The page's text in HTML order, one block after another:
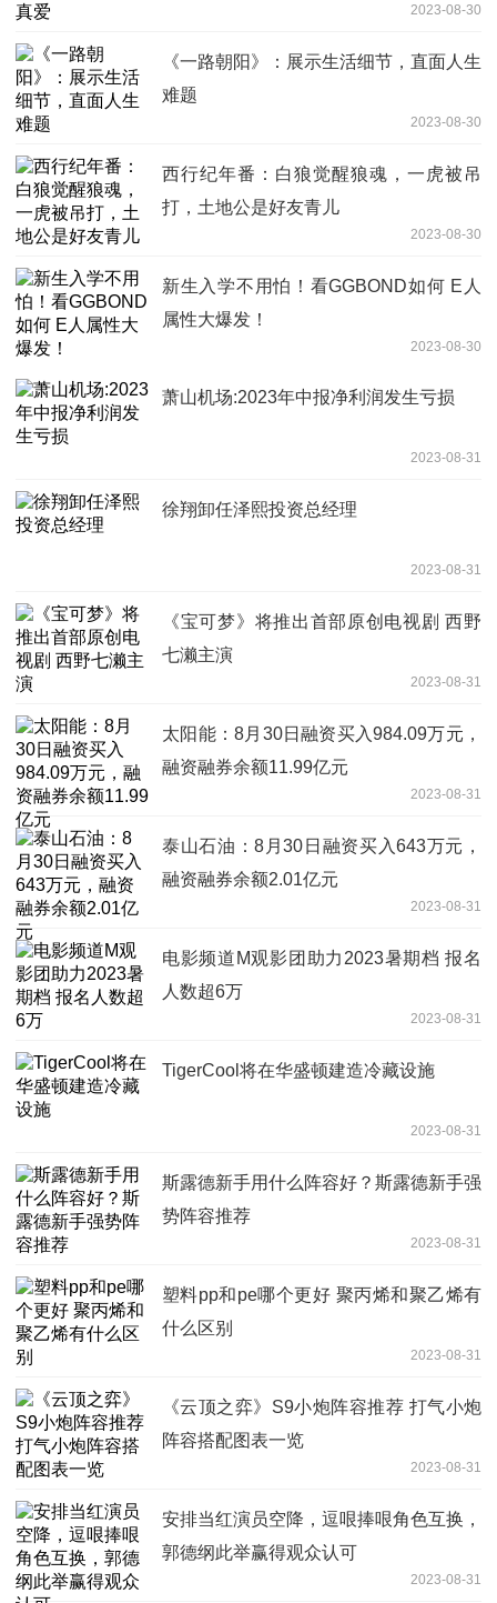
2023-08-30
《一路朝阳》：展示生活细节，直面人生
难题
2023-08-30
西行纪年番：白狼觉醒狼魂，一虎被吊
打，土地公是好友青儿
2023-08-30
新生入学不用怕！看GGBOND如何 E人
属性大爆发！
2023-08-30
萧山机场:2023年中报净利润发生亏损
2023-08-31
徐翔卸任泽熙投资总经理
2023-08-31
《宝可梦》将推出首部原创电视剧 西野
七濑主演
2023-08-31
太阳能：8月30日融资买入984.09万元，
融资融券余额11.99亿元
2023-08-31
泰山石油：8月30日融资买入643万元，
融资融券余额2.01亿元
2023-08-31
电影频道M观影团助力2023暑期档 报名
人数超6万
2023-08-31
TigerCool将在华盛顿建造冷藏设施
2023-08-31
斯露德新手用什么阵容好？斯露德新手强
势阵容推荐
2023-08-31
塑料pp和pe哪个更好 聚丙烯和聚乙烯有
什么区别
2023-08-31
《云顶之弈》S9小炮阵容推荐 打气小炮
阵容搭配图表一览
2023-08-31
安排当红演员空降，逗哏捧哏角色互换，
郭德纲此举赢得观众认可
2023-08-31